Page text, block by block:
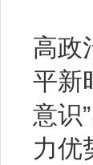
高政
平新
意识
力优